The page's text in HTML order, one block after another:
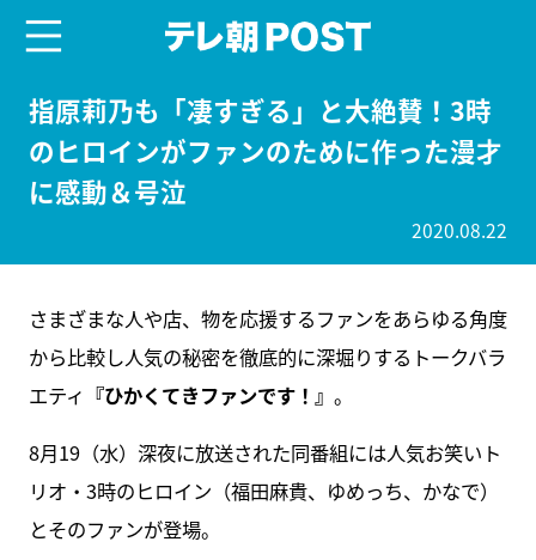
指原莉乃も「凄すぎる」と大絶賛！3時
のヒロインがファンのために作った漫才
に感動＆号泣
2020.08.22
さまざまな人や店、物を応援するファンをあらゆる角度
から比較し人気の秘密を徹底的に深堀りするトークバラ
エティ 『ひかくてきファンです！』 。
8月19（水）深夜に放送された同番組には人気お笑いト
リオ・3時のヒロイン（福田麻貴、ゆめっち、かなで）
とそのファンが登場。